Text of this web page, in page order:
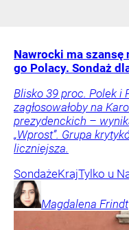
Nawrocki ma szansę
go Polacy. Sondaż
Blisko 39 proc. Polek i
zagłosowałoby na
prezydenckich –
„Wprost”. Grupa
liczniejsza.
SondażeKrajTylko u
Magdalena Frindt